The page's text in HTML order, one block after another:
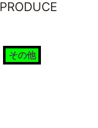
PRODUCE
その他